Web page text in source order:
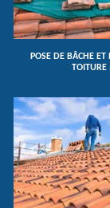
POSE DE BÂCHE ET
TOITURE